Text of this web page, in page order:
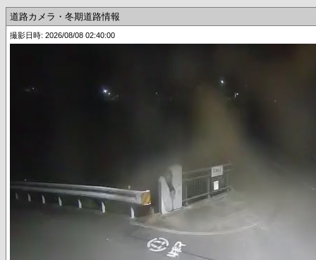
道路カメラ・冬期道路情報
撮影日時: 2026/08/08 02:40:00